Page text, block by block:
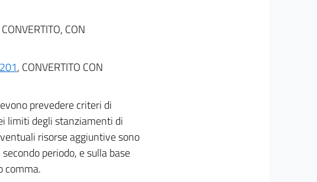
CON
, CONVERTITO CON
prevedere criteri di
limiti degli stanziamenti di
risorse aggiuntive sono
periodo, e sulla base
comma.